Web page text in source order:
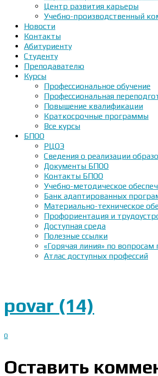
Центр развития карьеры
Учебно-производственный
Новости
Контакты
Абитуриенту
Студенту
Преподавателю
Курсы
Профессиональное обучение
Профессиональная
Повышение квалификации
Краткосрочные программы
Все курсы
БПОО
РЦОЭ
Сведения о реализации
Документы БПОО
Контакты БПОО
Учебно-методическое
Банк адаптированных
Материально-техническое
Профориентация и
Доступная среда
Полезные ссылки
«Горячая линия» по
Атлас доступных профессий
povar (14)
0
Оставить